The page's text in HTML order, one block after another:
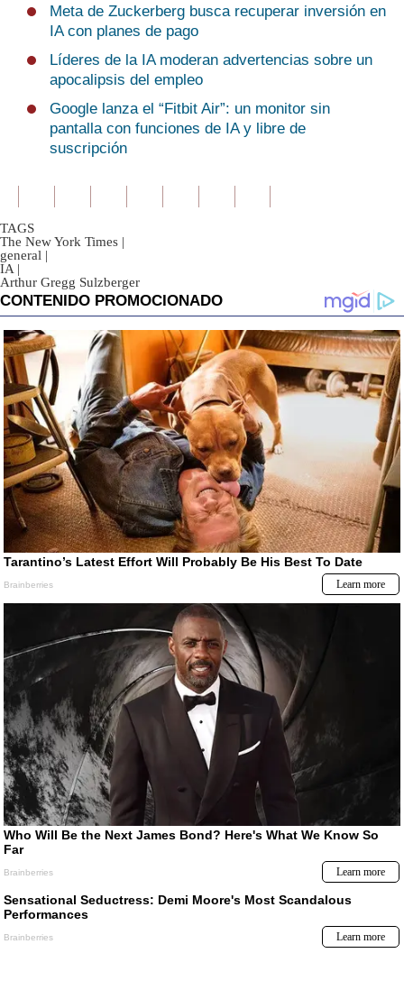
Meta de Zuckerberg busca recuperar inversión en
IA con planes de pago
Líderes de la IA moderan advertencias sobre un
apocalipsis del empleo
Google lanza el “Fitbit Air”: un monitor sin
pantalla con funciones de IA y libre de
suscripción
TAGS
The New York Times |
general |
IA |
Arthur Gregg Sulzberger